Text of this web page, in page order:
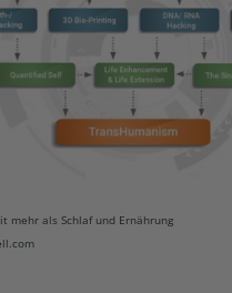
mehr als Schlaf und Ernährung